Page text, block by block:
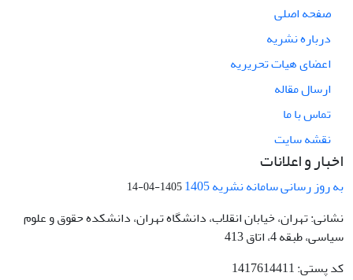
صفحه اصلی
درباره نشریه
اعضای هیات تحریریه
ارسال مقاله
تماس با ما
نقشه سایت
اخبار و اعلانات
به روز رسانی سامانه نشریه 1405 1405-04-14
نشانی: تهران، خیابان انقلاب، دانشگاه تهران، دانشکده حقوق و علوم
سیاسی، طبقه 4، اتاق 413
کد پستی: 1417614411